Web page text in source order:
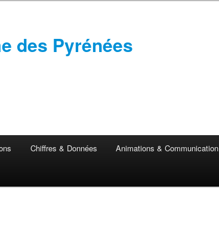
des Pyrénées
Chiffres & Données Animations & Communication